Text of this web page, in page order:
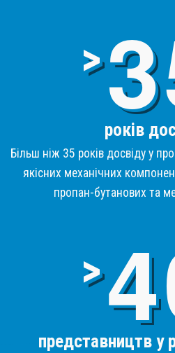
>
років
Більш ніж 35 років досвіду у
якісних механічних
пропан-бутанових та
>
представництв у